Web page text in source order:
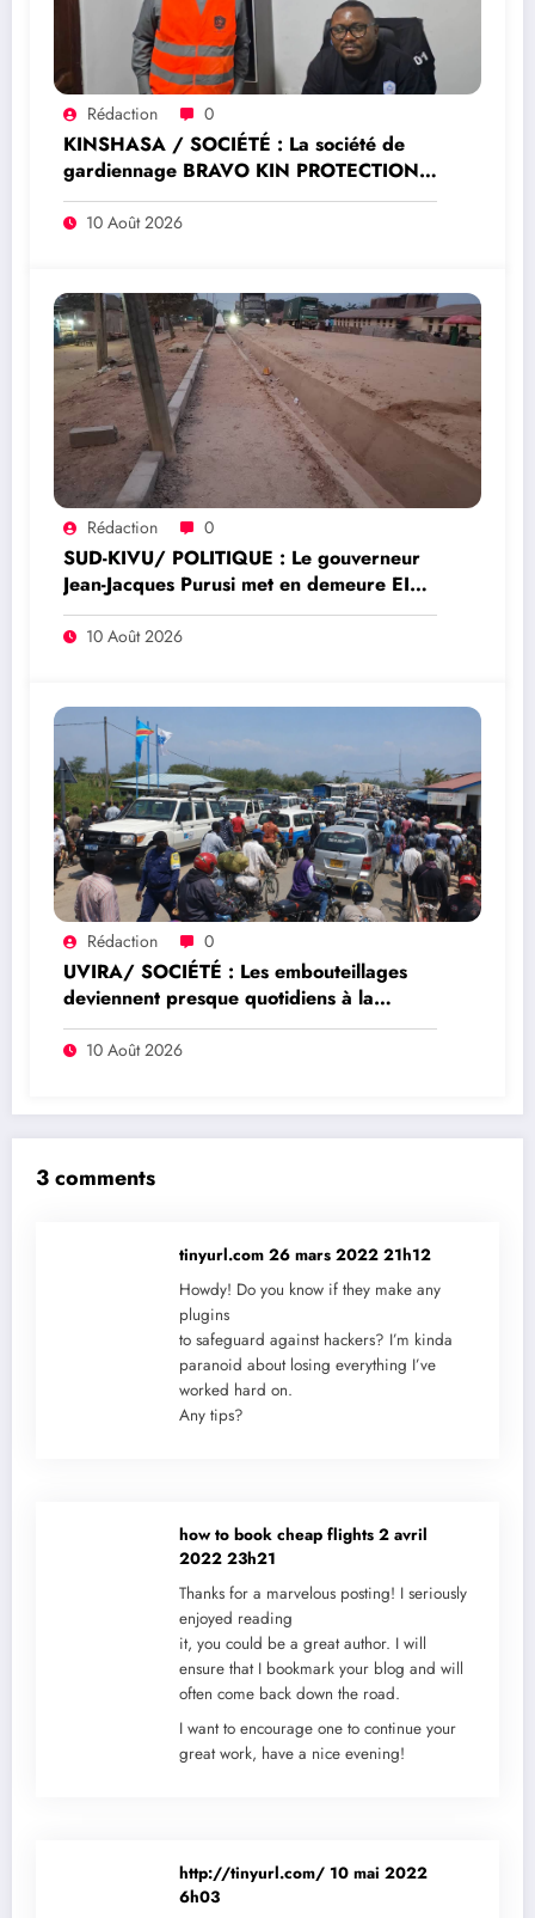
Rédaction 0
KINSHASA / SOCIÉTÉ : La société de
gardiennage BRAVO KIN PROTECTION
annonce son opérationnalisation
10 Août 2026
Rédaction 0
SUD-KIVU/ POLITIQUE : Le gouverneur
Jean-Jacques Purusi met en demeure EIS-
AFRIKA pour les retards sur la RN30 à
Uvira10 Août 2026
Rédaction 0
UVIRA/ SOCIÉTÉ : Les embouteillages
deviennent presque quotidiens à la
frontière de Kavinvira
10 Août 2026
3 comments
tinyurl.com 26 mars 2022 21h12
Howdy! Do you know if they make any
plugins
to safeguard against hackers? I’m kinda
paranoid about losing everything I’ve
worked hard on.
Any tips?
how to book cheap flights 2 avril
2022 23h21
Thanks for a marvelous posting! I seriously
enjoyed reading
it, you could be a great author. I will
ensure that I bookmark your blog and will
often come back down the road.
I want to encourage one to continue your
great work, have a nice evening!
http://tinyurl.com/ 10 mai 2022
6h03